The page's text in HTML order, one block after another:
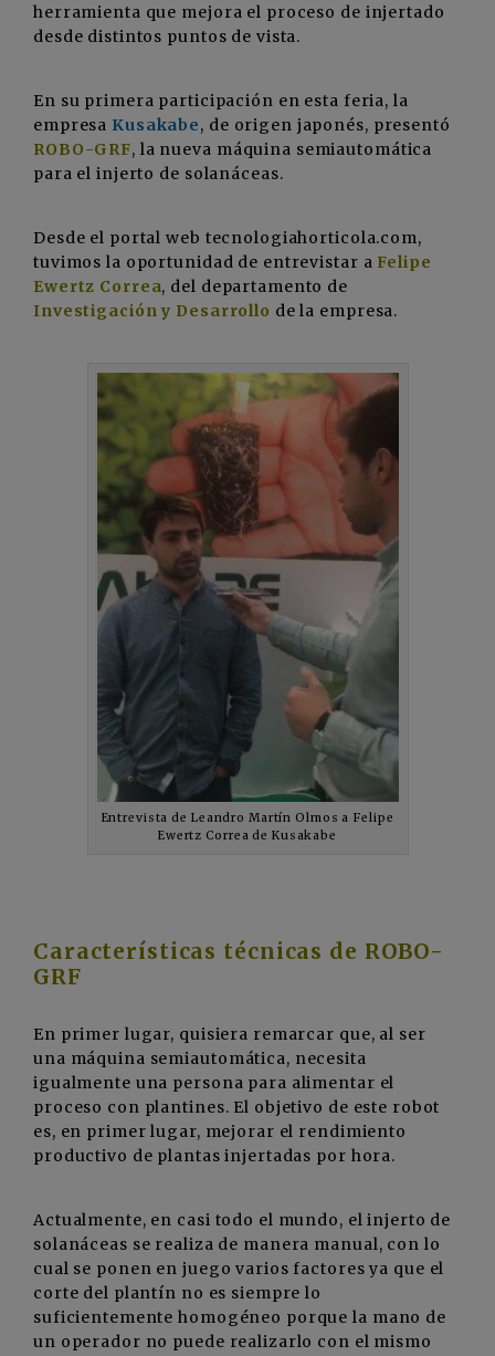
herramienta que mejora el proceso de injertado
desde distintos puntos de vista.
En su primera participación en esta feria, la
empresa Kusakabe, de origen japonés, presentó
ROBO-GRF, la nueva máquina semiautomática
para el injerto de solanáceas.
Desde el portal web tecnologiahorticola.com,
tuvimos la oportunidad de entrevistar a Felipe
Ewertz Correa, del departamento de
Investigación y Desarrollo de la empresa.
Entrevista de Leandro Martín Olmos a Felipe
Ewertz Correa de Kusakabe
Características técnicas de ROBO-
GRF
En primer lugar, quisiera remarcar que, al ser
una máquina semiautomática, necesita
igualmente una persona para alimentar el
proceso con plantines. El objetivo de este robot
es, en primer lugar, mejorar el rendimiento
productivo de plantas injertadas por hora.
Actualmente, en casi todo el mundo, el injerto de
solanáceas se realiza de manera manual, con lo
cual se ponen en juego varios factores ya que el
corte del plantín no es siempre lo
suficientemente homogéneo porque la mano de
un operador no puede realizarlo con el mismo